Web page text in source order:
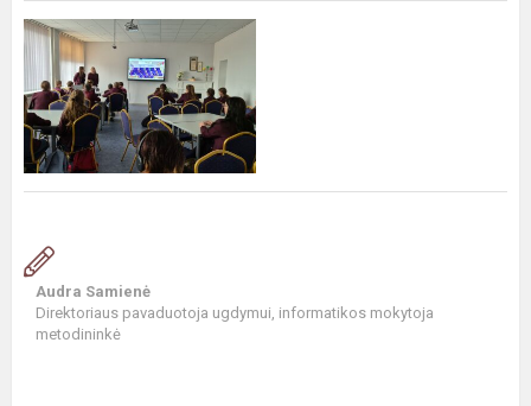
Audra Samienė
Direktoriaus pavaduotoja ugdymui, informatikos mokytoja
metodininkė